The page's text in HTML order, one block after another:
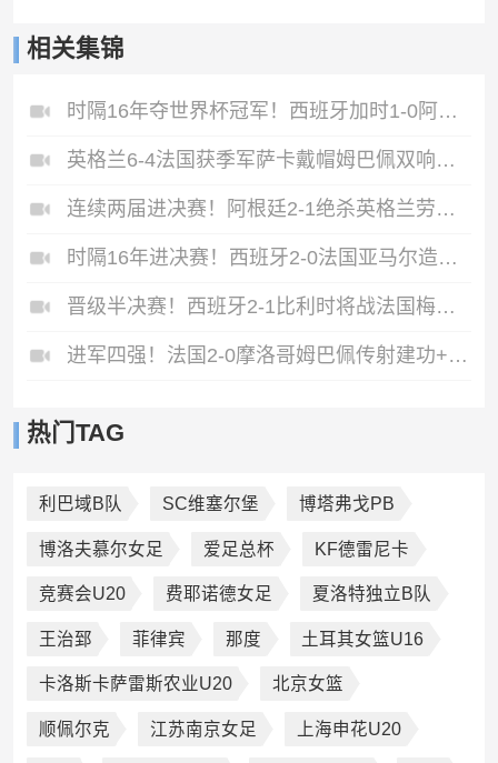
相关集锦
时隔16年夺世界杯冠军！西班牙加时1-0阿根廷费兰制胜恩佐染红
英格兰6-4法国获季军萨卡戴帽姆巴佩双响创纪录奥利塞2助+失良机
连续两届进决赛！阿根廷2-1绝杀英格兰劳塔罗恩佐破门梅西两助攻
时隔16年进决赛！西班牙2-0法国亚马尔造点奥亚萨瓦尔、波罗破门
晋级半决赛！西班牙2-1比利时将战法国梅里诺替补绝杀拉门斯送礼
进军四强！法国2-0摩洛哥姆巴佩传射建功+失点登贝莱贴地斩
热门TAG
利巴域B队 SC维塞尔堡 博塔弗戈PB
博洛夫慕尔女足 爱足总杯 KF德雷尼卡
竞赛会U20 费耶诺德女足 夏洛特独立B队
王治郅 菲律宾 那度 土耳其女篮U16
卡洛斯卡萨雷斯农业U20 北京女篮
顺佩尔克 江苏南京女足 上海申花U20